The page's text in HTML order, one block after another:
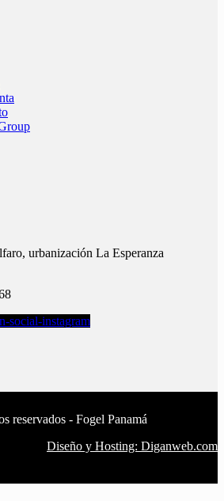
urbanización La Esperanza
social-instagram
reservados - Fogel Panamá
Diseño y Hosting: Diganweb.com